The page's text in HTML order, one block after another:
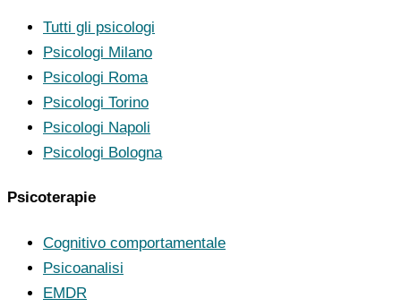
Tutti gli psicologi
Psicologi Milano
Psicologi Roma
Psicologi Torino
Psicologi Napoli
Psicologi Bologna
Psicoterapie
Cognitivo comportamentale
Psicoanalisi
EMDR